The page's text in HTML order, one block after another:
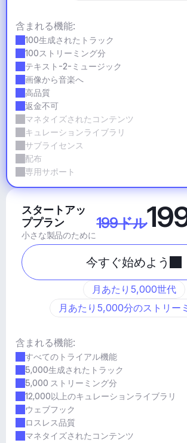
含まれる機能:
100生成されたトラック
100ストリーミング分
テキスト-2-ミュージック
画像から音楽へ
高品質
返金不可
マネタイズされたコンテンツ
キュレーションライブラリ
サブライセンス
配布
専用サポート
スタートアッ
ププラン
小さな製品のために
199ドル
今すぐ始めよう
月あたり5,000世代
月あたり5,000分のストリー
含まれる機能:
すべてのトライアル機能
5,000生成されたトラック
5,000 ストリーミング分
12,000以上のキュレーションライブラリ
ウェブフック
ロスレス品質
マネタイズされたコンテンツ